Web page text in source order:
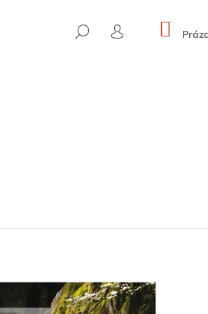
HLEDAT
PŘIHLÁŠENÍ
ROUTES